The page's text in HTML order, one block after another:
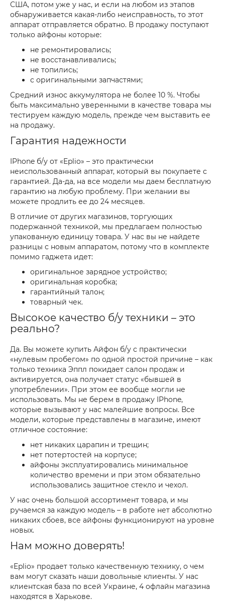
США, потом уже у нас, и если на любом из этапов
обнаруживается какая-либо неисправность, то этот
аппарат отправляется обратно. В продажу поступают
только айфоны которые:
не ремонтировались;
не восстанавливались;
не топились;
с оригинальными запчастями;
Средний износ аккумулятора не более 10 %. Чтобы
быть максимально уверенными в качестве товара мы
тестируем каждую модель, прежде чем выставить ее
на продажу.
Гарантия надежности
IPhone б/у от «Eplio» – это практически
неиспользованный аппарат, который вы покупаете с
гарантией. Да-да, на все модели мы даем бесплатную
гарантию на любую проблему. При желании вы
можете продлить ее до 24 месяцев.
В отличие от других магазинов, торгующих
подержанной техникой, мы предлагаем полностью
упакованную единицу товара. У нас вы не найдете
разницы с новым аппаратом, потому что в комплекте
помимо гаджета идет:
оригинальное зарядное устройство;
оригинальная коробка;
гарантийный талон;
товарный чек.
Высокое качество б/у техники – это
реально?
Да. Вы можете купить Айфон б/у с практически
«нулевым пробегом» по одной простой причине – как
только техника Эппл покидает салон продаж и
активируется, она получает статус «бывшей в
употреблении». При этом ее вообще могли не
использовать. Мы не берем в продажу IPhone,
которые вызывают у нас малейшие вопросы. Все
модели, которые представлены в магазине, имеют
отличное состояние:
нет никаких царапин и трещин;
нет потертостей на корпусе;
айфоны эксплуатировались минимальное
количество времени и при этом обязательно
использовались защитное стекло и чехол.
У нас очень большой ассортимент товара, и мы
ручаемся за каждую модель – в работе нет абсолютно
никаких сбоев, все айфоны функционируют на уровне
новых.
Нам можно доверять!
«Eplio» продает только качественную технику, о чем
вам могут сказать наши довольные клиенты. У нас
клиентская база по всей Украине, 4 офлайн магазина
находятся в Харькове.